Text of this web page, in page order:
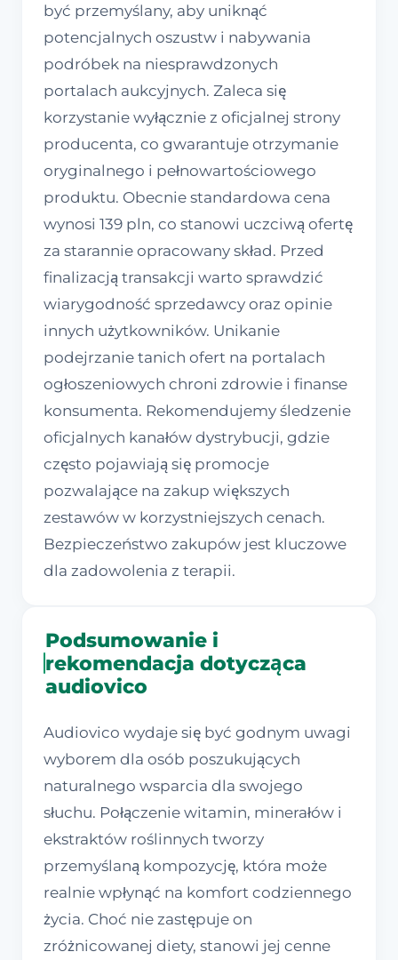
być przemyślany, aby uniknąć
potencjalnych oszustw i nabywania
podróbek na niesprawdzonych
portalach aukcyjnych. Zaleca się
korzystanie wyłącznie z oficjalnej strony
producenta, co gwarantuje otrzymanie
oryginalnego i pełnowartościowego
produktu. Obecnie standardowa cena
wynosi 139 pln, co stanowi uczciwą ofertę
za starannie opracowany skład. Przed
finalizacją transakcji warto sprawdzić
wiarygodność sprzedawcy oraz opinie
innych użytkowników. Unikanie
podejrzanie tanich ofert na portalach
ogłoszeniowych chroni zdrowie i finanse
konsumenta. Rekomendujemy śledzenie
oficjalnych kanałów dystrybucji, gdzie
często pojawiają się promocje
pozwalające na zakup większych
zestawów w korzystniejszych cenach.
Bezpieczeństwo zakupów jest kluczowe
dla zadowolenia z terapii.
Podsumowanie i
rekomendacja dotycząca
audiovico
Audiovico wydaje się być godnym uwagi
wyborem dla osób poszukujących
naturalnego wsparcia dla swojego
słuchu. Połączenie witamin, minerałów i
ekstraktów roślinnych tworzy
przemyślaną kompozycję, która może
realnie wpłynąć na komfort codziennego
życia. Choć nie zastępuje on
zróżnicowanej diety, stanowi jej cenne